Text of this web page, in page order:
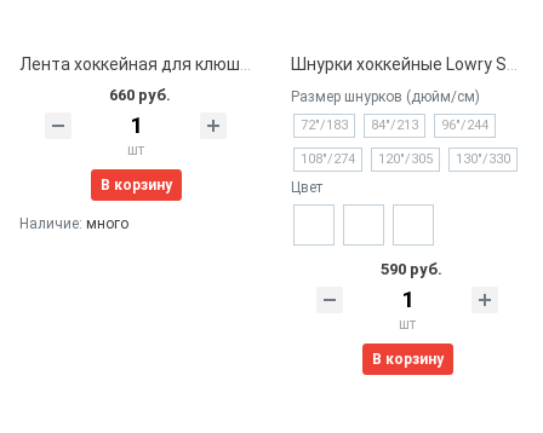
660 руб.
шт
В корзину
Наличие: много
Размер шнурков (дюйм/см)
72"/183 84"/213 96"/244
108"/274 120"/305 130"/330
Цвет
590 руб.
шт
В корзину